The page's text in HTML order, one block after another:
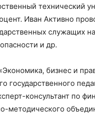
технический
Иван Активно
служащих
и др.
бизнес и
государственного
консультант по
методического